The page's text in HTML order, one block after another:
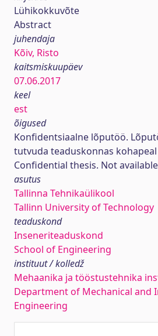
Lühikokkuvõte
Abstract
juhendaja
Kõiv, Risto
kaitsmiskuupäev
07.06.2017
keel
est
õigused
Konfidentsiaalne lõputöö.
tutvuda teaduskonnas kohapeal
Confidential thesis. Not
asutus
Tallinna Tehnikaülikool
Tallinn University of Technology
teaduskond
Inseneriteaduskond
School of Engineering
instituut / kolledž
Mehaanika ja tööstustehnika
Department of Mechanical and
Engineering